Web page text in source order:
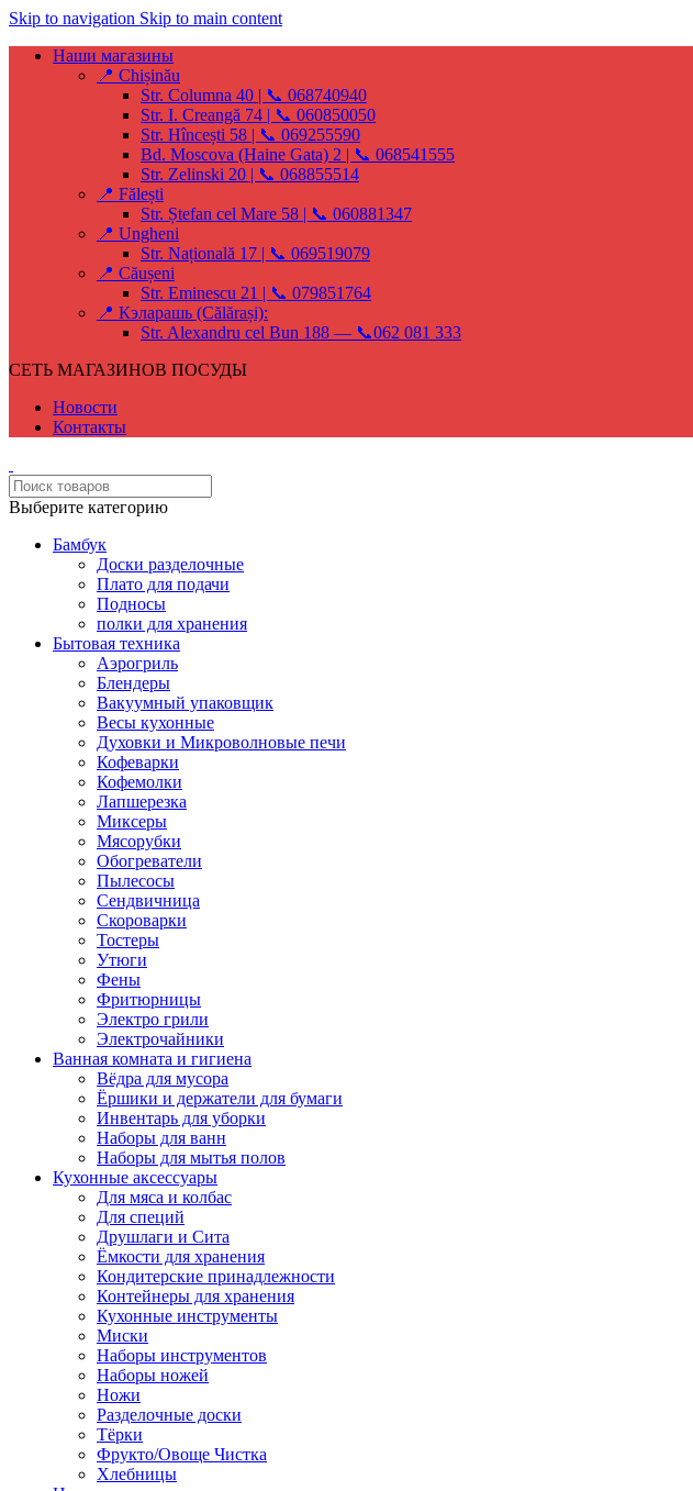
Skip to navigation Skip to main content
Наши магазины
📍 Chișinău
Str. Columna 40 | 📞 068740940
Str. I. Creangă 74 | 📞 060850050
Str. Hîncești 58 | 📞 069255590
Bd. Moscova (Haine Gata) 2 | 📞 068541555
Str. Zelinski 20 | 📞 068855514
📍 Fălești
Str. Ștefan cel Mare 58 | 📞 060881347
📍 Ungheni
Str. Națională 17 | 📞 069519079
📍 Căușeni
Str. Eminescu 21 | 📞 079851764
📍 Кэларашь (Călărași):
Str. Alexandru cel Bun 188 — 📞062 081 333
СЕТЬ МАГАЗИНОВ ПОСУДЫ
Новости
Контакты
Выберите категорию
Бамбук
Доски разделочные
Плато для подачи
Подносы
полки для хранения
Бытовая техника
Аэрогриль
Блендеры
Вакуумный упаковщик
Весы кухонные
Духовки и Микроволновые печи
Кофеварки
Кофемолки
Лапшерезка
Миксеры
Мясорубки
Обогреватели
Пылесосы
Сендвичница
Скороварки
Тостеры
Утюги
Фены
Фритюрницы
Электро грили
Электрочайники
Ванная комната и гигиена
Вёдра для мусора
Ёршики и держатели для бумаги
Инвентарь для уборки
Наборы для ванн
Наборы для мытья полов
Кухонные аксессуары
Для мяса и колбас
Для специй
Друшлаги и Сита
Ёмкости для хранения
Кондитерские принадлежности
Контейнеры для хранения
Кухонные инструменты
Миски
Наборы инструментов
Наборы ножей
Ножи
Разделочные доски
Тёрки
Фрукто/Овоще Чистка
Хлебницы